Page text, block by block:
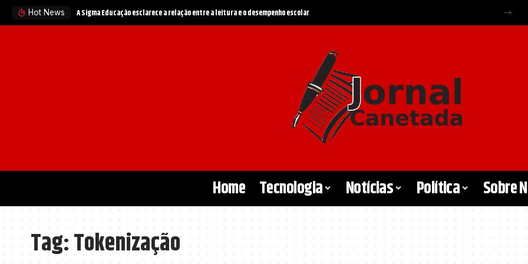
Hot News A Sigma Educação esclarece a relação entre a leitura e o desempenho escolar
Home Tecnologia Notícias Política Sobre
Tag:Tokenização